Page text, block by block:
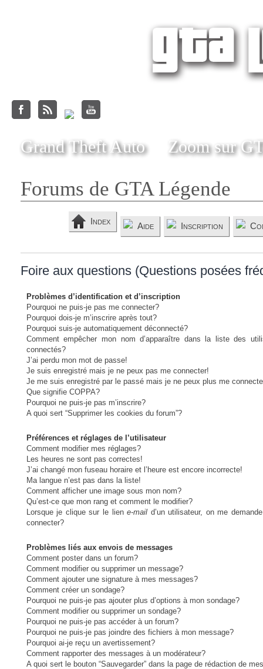
Grand Theft Auto Zoom sur
Forums de GTA Légende
Index Aide Inscription
Foire aux questions (Questions posées
Problèmes d’identification et d’inscription
Pourquoi ne puis-je pas me connecter?
Pourquoi dois-je m’inscrire après tout?
Pourquoi suis-je automatiquement déconnecté?
Comment empêcher mon nom d’apparaître dans la liste des
connectés?
J’ai perdu mon mot de passe!
Je suis enregistré mais je ne peux pas me connecter!
Je me suis enregistré par le passé mais je ne peux plus me
Que signifie COPPA?
Pourquoi ne puis-je pas m’inscrire?
A quoi sert “Supprimer les cookies du forum”?
Préférences et réglages de l’utilisateur
Comment modifier mes réglages?
Les heures ne sont pas correctes!
J’ai changé mon fuseau horaire et l’heure est encore incorrecte!
Ma langue n’est pas dans la liste!
Comment afficher une image sous mon nom?
Qu’est-ce que mon rang et comment le modifier?
Lorsque je clique sur le liene-mail d’un utilisateur, on me
connecter?
Problèmes liés aux envois de messages
Comment poster dans un forum?
Comment modifier ou supprimer un message?
Comment ajouter une signature à mes messages?
Comment créer un sondage?
Pourquoi ne puis-je pas ajouter plus d’options à mon sondage?
Comment modifier ou supprimer un sondage?
Pourquoi ne puis-je pas accéder à un forum?
Pourquoi ne puis-je pas joindre des fichiers à mon message?
Pourquoi ai-je reçu un avertissement?
Comment rapporter des messages à un modérateur?
A quoi sert le bouton “Sauvegarder” dans la page de rédaction de